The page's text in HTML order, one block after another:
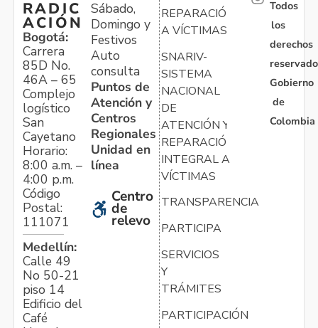
RADIC
ACIÓN
Bogotá:
Carrera
85D No.
46A – 65
Complejo
logístico
San
Cayetano
Horario:
8:00 a.m. –
4:00 p.m.
Código
Postal:
111071
Medellín:
Calle 49
No 50-21
piso 14
Edificio del
Café
Sábado,
Domingo y
Festivos
Auto
consulta
Puntos de
Atención y
Centros
Regionales
Unidad en
línea
Centro
de
relevo
REPARACIÓN
A VÍCTIMAS
SNARIV-
SISTEMA
NACIONAL
DE
ATENCIÓN Y
REPARACIÓN
INTEGRAL A
VÍCTIMAS
TRANSPARENCIA
PARTICIPA
SERVICIOS
Y
TRÁMITES
PARTICIPACIÓN
Todos
los
derechos
Gobierno
de
Colombia